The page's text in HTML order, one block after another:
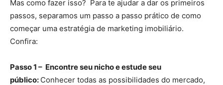
Mas como fazer isso? Para te ajudar a dar os primeiros
passos, separamos um passo a passo prático de como
começar uma estratégia de marketing imobiliário.
Confira:
Passo 1 – Encontre seu nicho e estude seu
público: Conhecer todas as possibilidades do mercado,